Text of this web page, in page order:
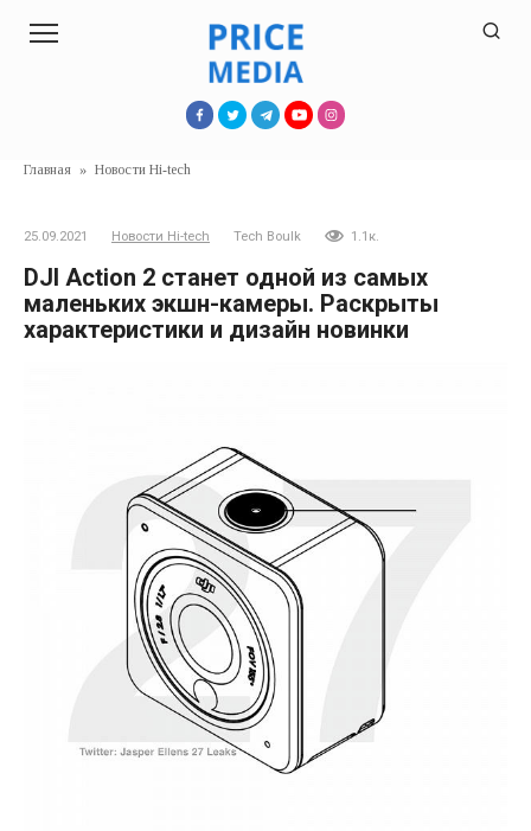
Главная » Новости Hi-tech
25.09.2021 Новости Hi-tech Tech Boulk 1.1к.
DJI Action 2 станет одной из самых
маленьких экшн-камеры. Раскрыты
характеристики и дизайн новинки